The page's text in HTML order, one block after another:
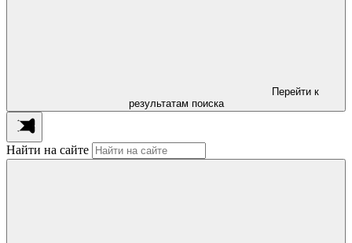
Перейти к
результатам поиска
Найти на сайте